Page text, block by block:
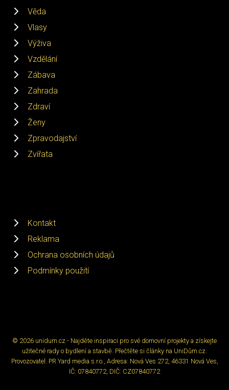
Věda
Vlasy
Výživa
Vzdělání
Zábava
Zahrada
Zdraví
Ženy
Zpravodajství
Zvířata
Kontakt
Reklama
Ochrana osobních údajů
Podmínky použití
© 2026 unidum.cz - Najděte inspiraci pro své domovní projekty a získejte
užitečné rady o bydlení a stavbě. Přečtěte si články na UniDům.cz.
Provozovatel: PR Yard media s.r.o., Adresa: Nová Ves 272, 46331 Nová Ves,
IČ: 07840772, DIČ: CZ07840772